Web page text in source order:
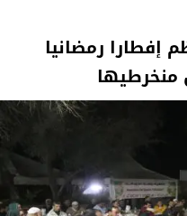
إفطارا رمضانيا
منخرطيها